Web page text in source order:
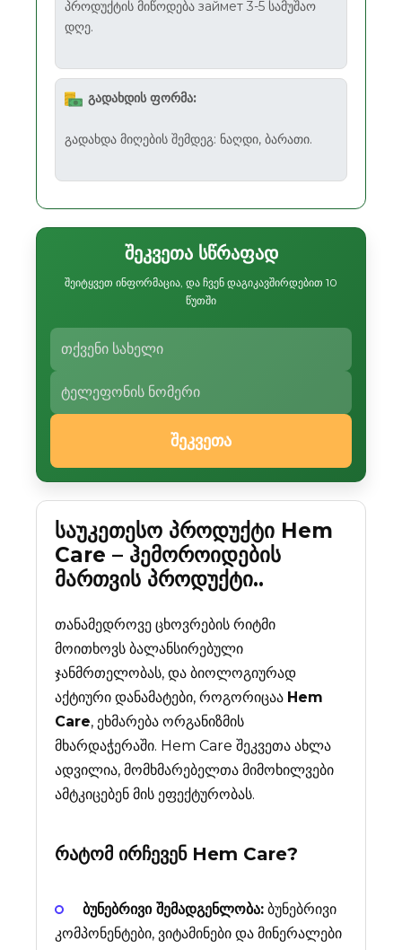
პროდუქტის მიწოდება займет 3-5 სამუშაო
დღე.
გადახდის ფორმა:
გადახდა მიღების შემდეგ: ნაღდი, ბარათი.
შეკვეთა სწრაფად
შეიტყვეთ ინფორმაცია, და ჩვენ დაგიკავშირდებით 10
წუთში
შეკვეთა
საუკეთესო პროდუქტი Hem
Care – ჰემოროიდების
მართვის პროდუქტი..
თანამედროვე ცხოვრების რიტმი
მოითხოვს ბალანსირებული
ჯანმრთელობას, და ბიოლოგიურად
აქტიური დანამატები, როგორიცაა Hem
Care, ეხმარება ორგანიზმის
მხარდაჭერაში. Hem Care შეკვეთა ახლა
ადვილია, მომხმარებელთა მიმოხილვები
ამტკიცებენ მის ეფექტურობას.
რატომ ირჩევენ Hem Care?
ბუნებრივი შემადგენლობა: ბუნებრივი
კომპონენტები, ვიტამინები და მინერალები